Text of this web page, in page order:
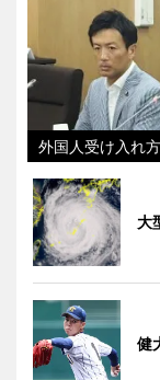
外国人受け入れ
大
健